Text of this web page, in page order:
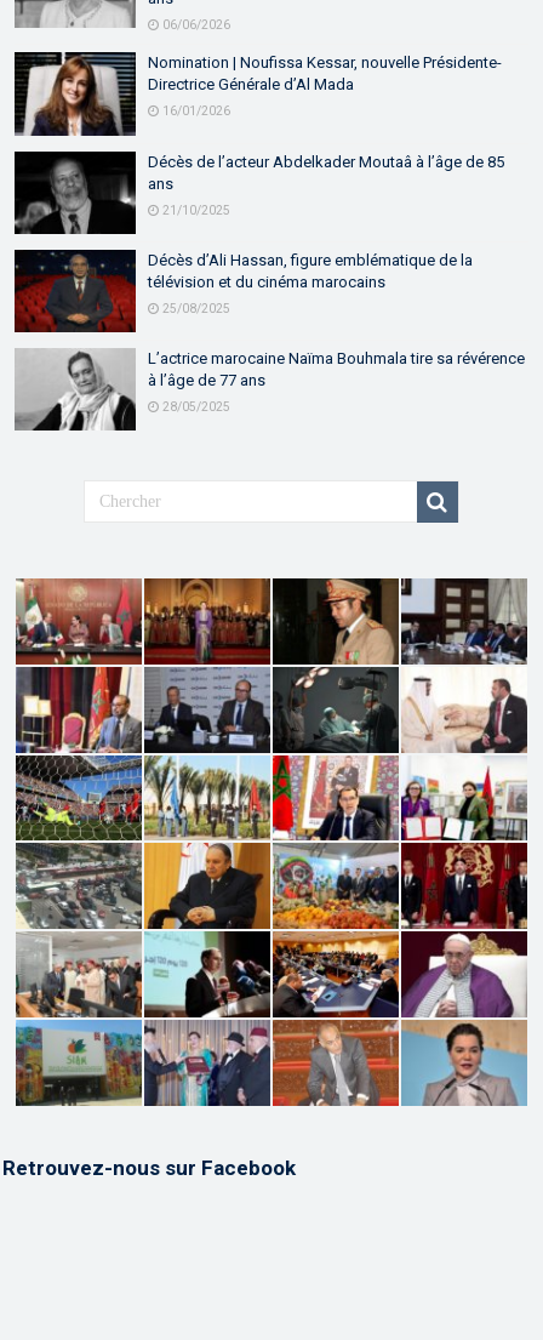
06/06/2026
Nomination | Noufissa Kessar, nouvelle Présidente-
Directrice Générale d’Al Mada
16/01/2026
Décès de l’acteur Abdelkader Moutaâ à l’âge de 85
ans
21/10/2025
Décès d’Ali Hassan, figure emblématique de la
télévision et du cinéma marocains
25/08/2025
L’actrice marocaine Naïma Bouhmala tire sa révérence
à l’âge de 77 ans
28/05/2025
Retrouvez-nous sur Facebook